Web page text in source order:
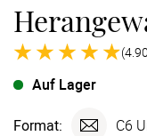
Auf Lager
Format: C6